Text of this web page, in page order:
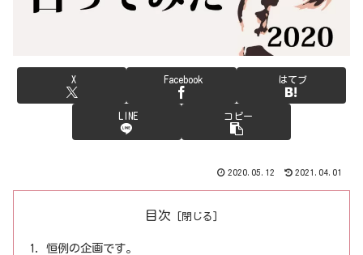
X Facebook はてブ
LINE コピー
2020.05.12 2021.04.01
目次
恒例の企画です。